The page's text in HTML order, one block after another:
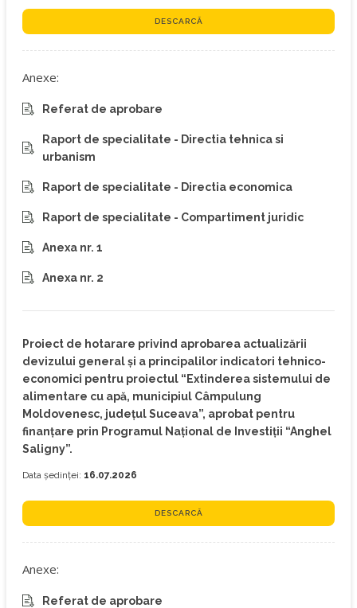
DESCARCĂ
Anexe:
Referat de aprobare
Raport de specialitate - Directia tehnica si
urbanism
Raport de specialitate - Directia economica
Raport de specialitate - Compartiment juridic
Anexa nr. 1
Anexa nr. 2
Proiect de hotarare privind aprobarea actualizării
devizului general și a principalilor indicatori tehnico-
economici pentru proiectul “Extinderea sistemului de
alimentare cu apă, municipiul Câmpulung
Moldovenesc, județul Suceava”, aprobat pentru
finanțare prin Programul Național de Investiții “Anghel
Saligny”.
Data ședinței: 16.07.2026
DESCARCĂ
Anexe:
Referat de aprobare